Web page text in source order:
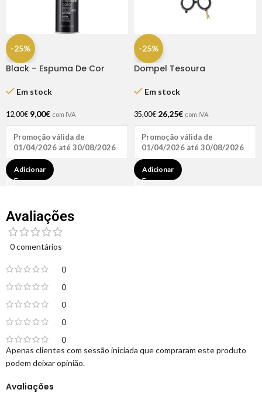
-25%
Black – Espuma De Cor
Em stock
12,00€ 9,00€ com IVA
Promoção válida de
01/04/2026 até 30/08/2026
Adicionar
-25%
Dompel Tesoura
Navalha 6.5″
Em stock
35,00€ 26,25€ com IVA
Promoção válida de
01/04/2026 até 30/08/2026
Adicionar
Avaliações
0 comentários
0
0
0
0
0
Avaliações
Apenas clientes com sessão iniciada que compraram este produto
podem deixar opinião.